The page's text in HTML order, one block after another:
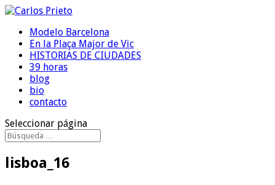
Modelo Barcelona
En la Plaça Major de Vic
HISTORIAS DE CIUDADES
39 horas
blog
bio
contacto
Seleccionar página
lisboa_16